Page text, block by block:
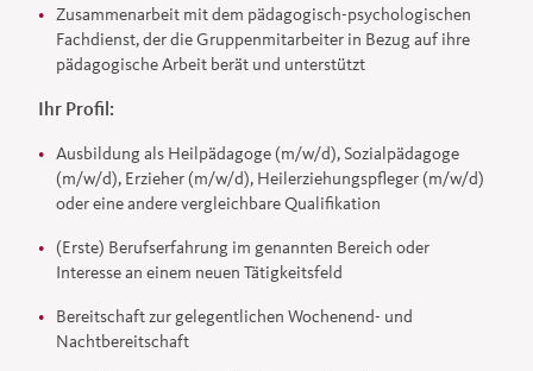
Zusammenarbeit mit dem pädagogisch-psychologischen
Fachdienst, der die Gruppenmitarbeiter in Bezug auf ihre
pädagogische Arbeit berät und unterstützt
Ihr Profil:
Ausbildung als Heilpädagoge (m/w/d), Sozialpädagoge
(m/w/d), Erzieher (m/w/d), Heilerziehungspfleger (m/w/d)
oder eine andere vergleichbare Qualifikation
(Erste) Berufserfahrung im genannten Bereich oder
Interesse an einem neuen Tätigkeitsfeld
Bereitschaft zur gelegentlichen Wochenend- und
Nachtbereitschaft